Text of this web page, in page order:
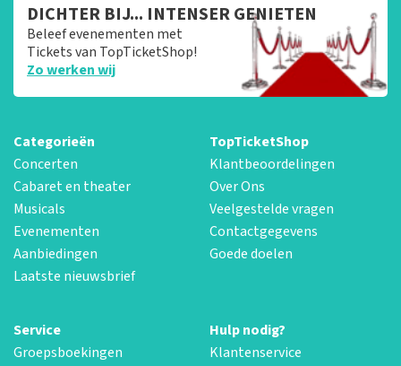
DICHTER BIJ... INTENSER GENIETEN
Beleef evenementen met
Tickets van TopTicketShop!
Zo werken wij
Categorieën
Concerten
Cabaret en theater
Musicals
Evenementen
Aanbiedingen
Laatste nieuwsbrief
TopTicketShop
Klantbeoordelingen
Over Ons
Veelgestelde vragen
Contactgegevens
Goede doelen
Service
Groepsboekingen
Hulp nodig?
Klantenservice